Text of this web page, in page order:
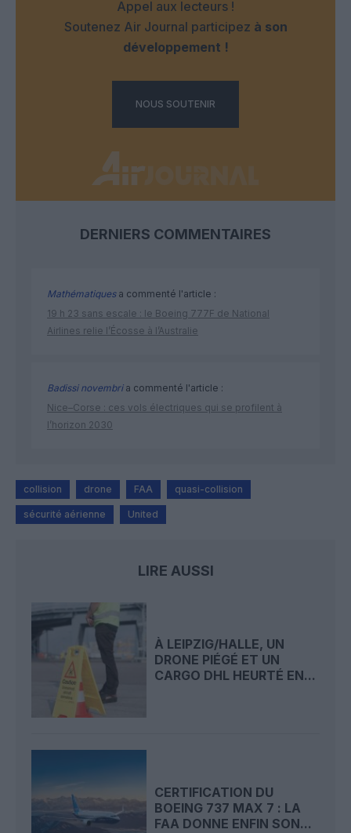
Appel aux lecteurs !
Soutenez Air Journal participez à son
développement !
NOUS SOUTENIR
DERNIERS COMMENTAIRES
Mathématiquesa commenté l'article :
19 h 23 sans escale : le Boeing 777F de National
Airlines relie l’Écosse à l’Australie
Badissi novembria commenté l'article :
Nice–Corse : ces vols électriques qui se profilent à
l’horizon 2030
collision drone FAA quasi-collision
sécurité aérienne United
LIRE AUSSI
À LEIPZIG/HALLE, UN
DRONE PIÉGÉ ET UN
CARGO DHL HEURTÉ EN...
CERTIFICATION DU
BOEING 737 MAX 7 : LA
FAA DONNE ENFIN SON...